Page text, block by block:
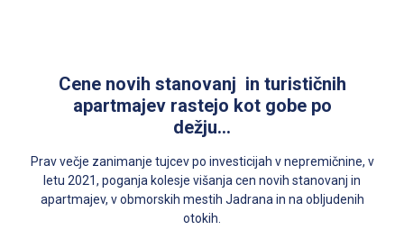
Cene novih stanovanj in turističnih
apartmajev rastejo kot gobe po
dežju…
Prav večje zanimanje tujcev po investicijah v nepremičnine, v
letu 2021, poganja kolesje višanja cen novih stanovanj in
apartmajev, v obmorskih mestih Jadrana in na obljudenih
otokih.